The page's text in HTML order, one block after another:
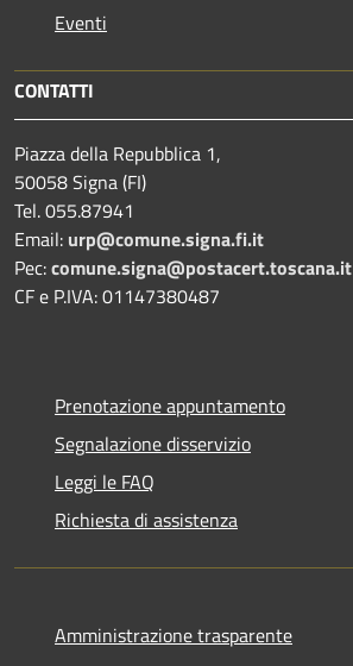
Eventi
CONTATTI
Piazza della Repubblica 1,
50058 Signa (FI)
Tel. 055.87941
Email: urp@comune.signa.fi.it
Pec:comune.signa@postacert.toscana.it
CF e P.IVA: 01147380487
Prenotazione appuntamento
Segnalazione disservizio
Leggi le FAQ
Richiesta di assistenza
Amministrazione trasparente